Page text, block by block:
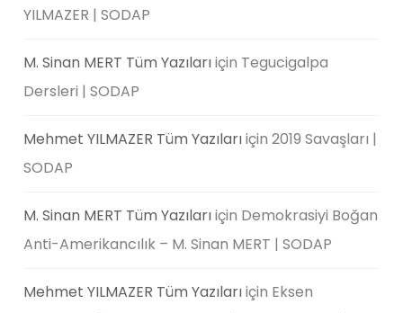
YILMAZER | SODAP
M. Sinan MERT Tüm Yazılarıiçin Tegucigalpa
Dersleri | SODAP
Mehmet YILMAZER Tüm Yazılarıiçin2019 Savaşları |
SODAP
M. Sinan MERT Tüm Yazılarıiçin Demokrasiyi Boğan
Anti-Amerikancılık – M. Sinan MERT | SODAP
Mehmet YILMAZER Tüm Yazılarıiçin Eksen